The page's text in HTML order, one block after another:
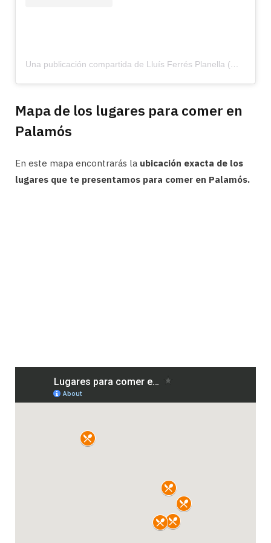
Una publicación compartida de Lluís Ferrés Planella (@inboccanostra)
Mapa de los lugares para comer en
Palamós
En este mapa encontrarás la ubicación exacta de los
lugares que te presentamos para comer en Palamós.